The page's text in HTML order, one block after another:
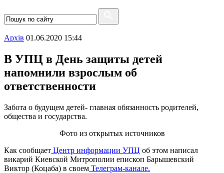
Архiв 01.06.2020 15:44
В УПЦ в День защиты детей
напомнили взрослым об
ответственности
Забота о будущем детей- главная обязанность родителей,
общества и государства.
Фото из открытых источников
Как сообщает Центр информации УПЦ об этом написал
викарий Киевской Митрополии епископ Барышевский
Виктор (Коцаба) в своем Телеграм-канале.